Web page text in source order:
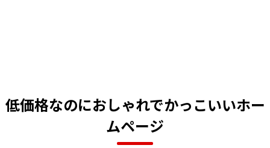
低価格なのにおしゃれでかっこいいホー
ムページ